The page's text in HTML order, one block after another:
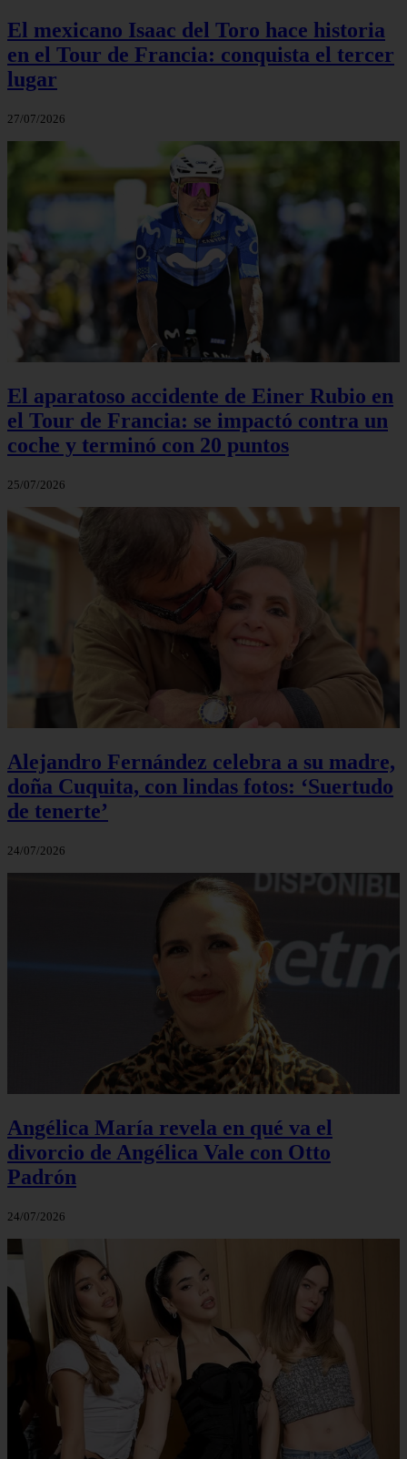
El mexicano Isaac del Toro hace historia
en el Tour de Francia: conquista el tercer
lugar
27/07/2026
El aparatoso accidente de Einer Rubio en
el Tour de Francia: se impactó contra un
coche y terminó con 20 puntos
25/07/2026
Alejandro Fernández celebra a su madre,
doña Cuquita, con lindas fotos: ‘Suertudo
de tenerte’
24/07/2026
Angélica María revela en qué va el
divorcio de Angélica Vale con Otto
Padrón
24/07/2026